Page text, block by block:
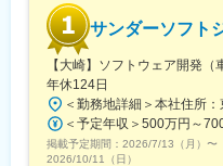
間19.3h／有給取得率
有)
◎「多様な研修・教育プ
260講座、社内勉強会
◎「実用性×個別性の高い
変更の範囲：会社の定め
サンダーソフト
【大崎】ソフトウェア開発
年休124日
掲載予定期間： 2026/7/13（月） 〜
2026/10/11（日）